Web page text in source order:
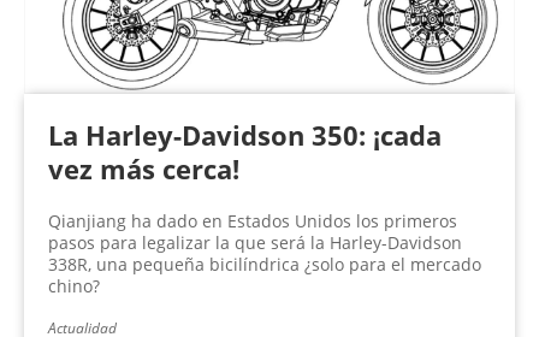
La Harley-Davidson 350: ¡cada
vez más cerca!
Qianjiang ha dado en Estados Unidos los primeros
pasos para legalizar la que será la Harley-Davidson
338R, una pequeña bicilíndrica ¿solo para el mercado
chino?
Actualidad